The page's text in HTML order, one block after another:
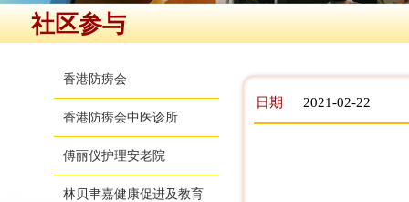
社区参与
香港防痨会
香港防痨会中医诊所
傅丽仪护理安老院
林贝聿嘉健康促进及教育
日期 2021-02-22